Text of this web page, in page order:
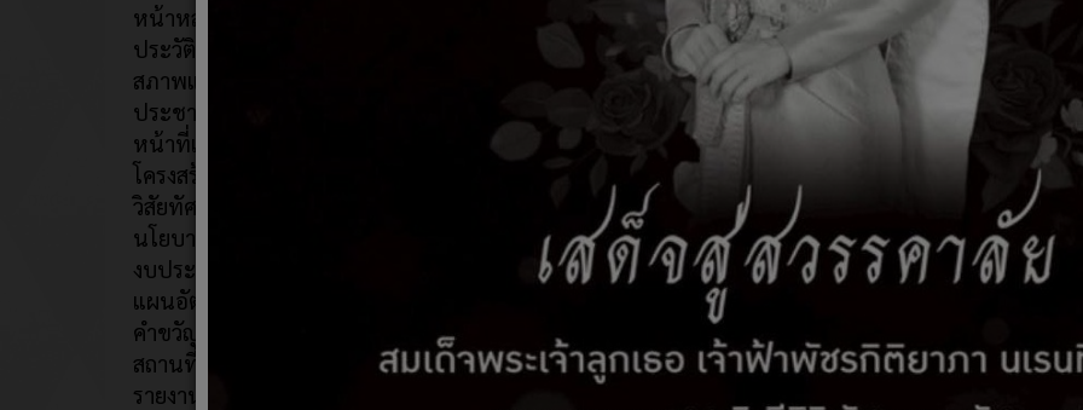
เรื่อง แผนปฏิบัติการจัดซื้อจัดจ้าง ประจำปีงบประมาณ 2569
หน้าหลัก
ประวัติความเป็นมา
สภาพและข้อมูลพื้นฐาน
ประชากร
หน้าที่และอำนาจ
โครงสร้างองค์กร
วิสัยทัศน์/พันธกิจ
นโยบายการบริหารงาน
งบประมาณ
แผนอัตรากำลัง
คำขวัญประจำตำบล
สถานที่ท่องเที่ยวอบต.ก้านเหลือง
รายงานภูมิปัญญาท้องถิ่น